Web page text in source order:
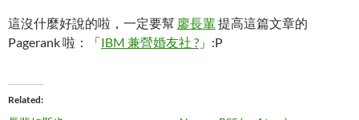
這沒什麼好說的啦，一定要幫 廖長輩提高這篇文章的
Pagerank 啦：「IBM 兼營婚友社 ? 」:P
Related